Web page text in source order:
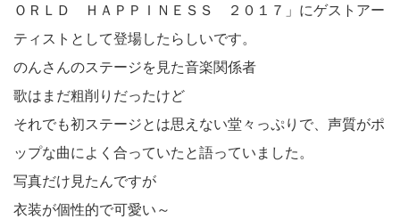
ＯＲＬＤ ＨＡＰＰＩＮＥＳＳ ２０１７」にゲストアー
ティストとして登場したらしいです。
のんさんのステージを見た音楽関係者
歌はまだ粗削りだったけど
それでも初ステージとは思えない堂々っぷりで、声質がポ
ップな曲によく合っていたと語っていました。
写真だけ見たんですが
衣装が個性的で可愛い～